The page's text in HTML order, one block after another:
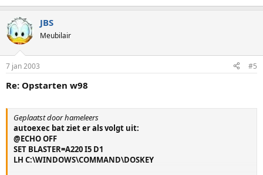
JBS
Meubilair
7 jan 2003 #5
Re: Opstarten w98
Geplaatst door hameleers
autoexec bat ziet er als volgt uit:
@ECHO OFF
SET BLASTER=A220 I5 D1
LH C:\WINDOWS\COMMAND\DOSKEY